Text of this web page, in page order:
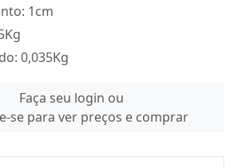
1cm
0,035Kg
Faça seu login ou
se para ver preços e comprar